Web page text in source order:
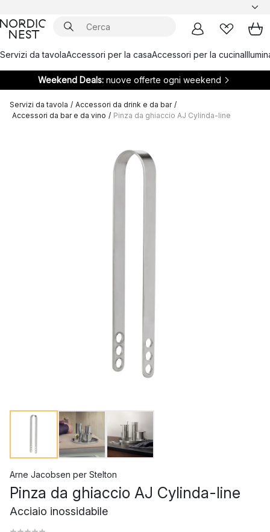
Servizi da tavolaAccessori per la casaAccessori per la cucina
Weekend Deals: nuove offerte ogni weekend
Servizi da tavola / Accessori da drink e da bar /
Accessori da bar e da vino / Pinza da ghiaccio AJ Cylinda-line
Arne Jacobsen per Stelton
Pinza da ghiaccio AJ Cylinda-line
Acciaio inossidabile